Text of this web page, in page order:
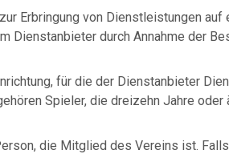
Erbringung von Dienstleistungen
Dienstanbieter durch Annahme der
für die der Dienstanbieter
Spieler, die dreizehn Jahre oder
die Mitglied des Vereins ist.